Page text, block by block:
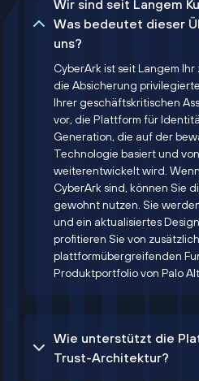
Wir sind seit Langem
Was bedeutet dieser
uns?
CyberArk ist seit Langem
die Absicherung
Ihrer geschäftskritischen
vor, die Plattform für
Generation, die auf der
Technologie basiert und
weiterentwickelt wird.
CyberArk sind, können Sie
gewohnt nutzen. Sie
und ein aktualisiertes
profitieren Sie von
plattformübergreifenden
Produktportfolio von Palo
Wie unterstützt die
Trust-Architektur?